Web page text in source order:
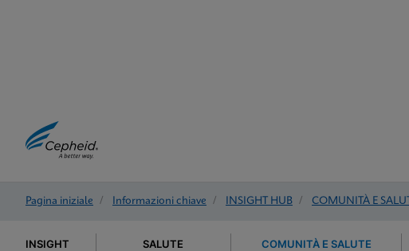
Pagina iniziale / Informazioni chiave / INSIGHT HUB / COMUNITÀ E
INSIGHT
SALUTE
COMUNITÀ E SALUTE